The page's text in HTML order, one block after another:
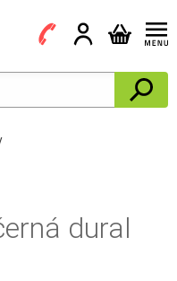
dural